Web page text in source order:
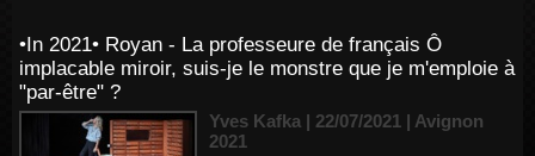
•In 2021• Royan - La professeure de français Ô
implacable miroir, suis-je le monstre que je m'emploie à
"par-être" ?
Yves Kafka | 22/07/2021 | Avignon
2021